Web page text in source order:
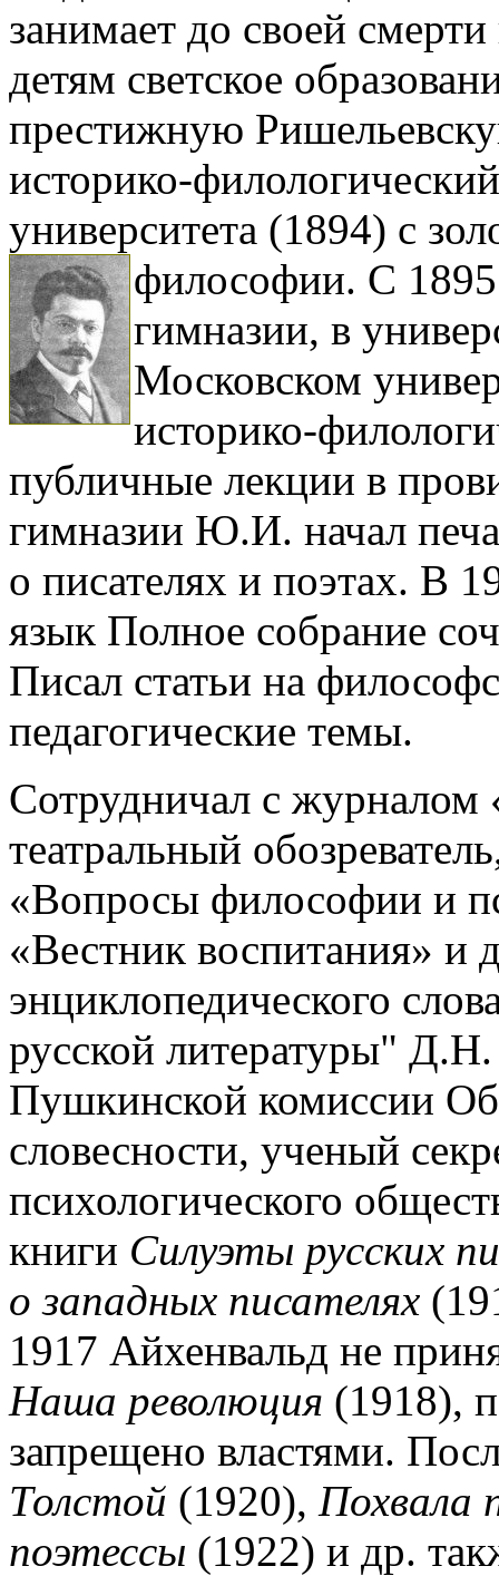
занимает до своей
детям светское
престижную
историко-
университета (1894) с
философии. С
гимназии, в
Московском
историко-
публичные лекции в
гимназии Ю.И. начал
о писателях и поэтах. В
язык Полное собрание
Писал статьи на
педагогические темы.
Сотрудничал с журналом
театральный
«Вопросы философии и
«Вестник воспитания» и
энциклопедического
русской литературы"
Пушкинской комиссии
словесности, ученый
психологического
книги Силуэты русских
о западных писателях
1917 Айхенвальд не
Наша революция (1918),
запрещено властями.
Толстой (1920), Похвала
поэтессы (1922) и др.